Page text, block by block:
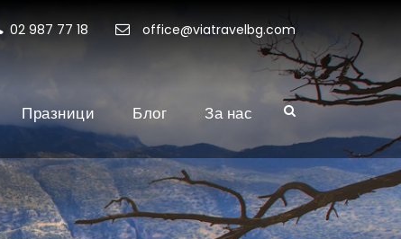
02 987 77 18 office@viatravelbg.com
Празници Блог За нас